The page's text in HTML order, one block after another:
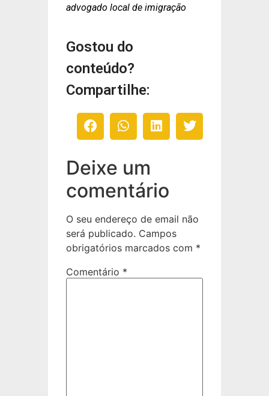
advogado local de imigração
Gostou do
conteúdo?
Compartilhe:
Deixe um
comentário
O seu endereço de email não
será publicado. Campos
obrigatórios marcados com *
Comentário *